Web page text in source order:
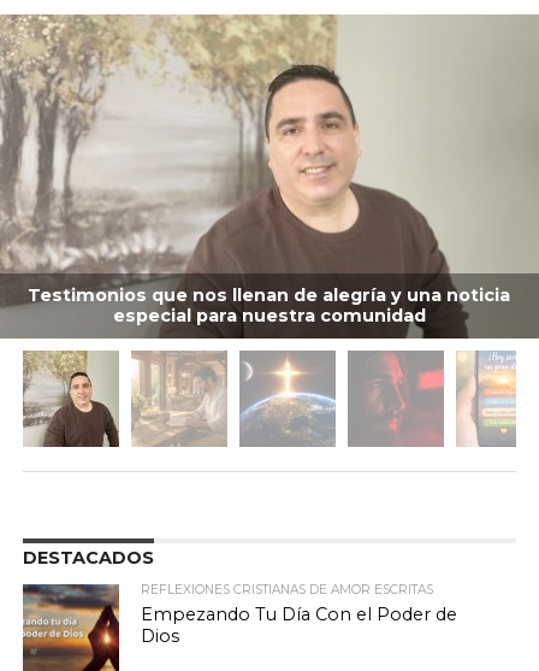
Testimonios que nos llenan de alegría y una noticia
especial para nuestra comunidad
DESTACADOS
REFLEXIONES CRISTIANAS DE AMOR ESCRITAS
Empezando Tu Día Con el Poder de
Dios